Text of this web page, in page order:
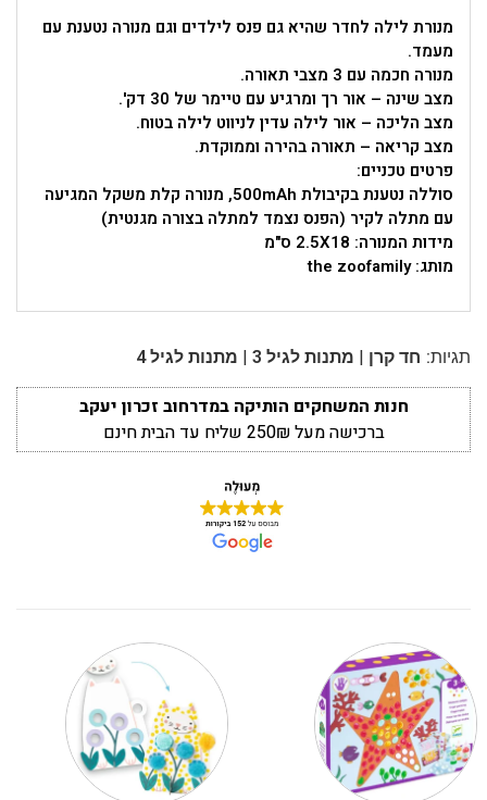
מנורת לילה לחדר שהיא גם פנס לילדים וגם מנורה נטענת עם
מעמד.
מנורה חכמה עם 3 מצבי תאורה.
מצב שינה – אור רך ומרגיע עם טיימר של 30 דק'.
מצב הליכה – אור לילה עדין לניווט לילה בטוח.
מצב קריאה – תאורה בהירה וממוקדת.
פרטים טכניים:
סוללה נטענת בקיבולת 500mAh, מנורה קלת משקל המגיעה
עם מתלה לקיר (הפנס נצמד למתלה בצורה מגנטית)
מידות המנורה: 2.5X18 ס"מ
מותג: the zoofamily
תגיות: חד קרן | מתנות לגיל 3 | מתנות לגיל 4
חנות המשחקים הותיקה במדרחוב זכרון יעקב
ברכישה מעל 250₪ שליח עד הבית חינם